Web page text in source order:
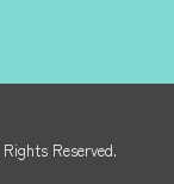
Reserved.